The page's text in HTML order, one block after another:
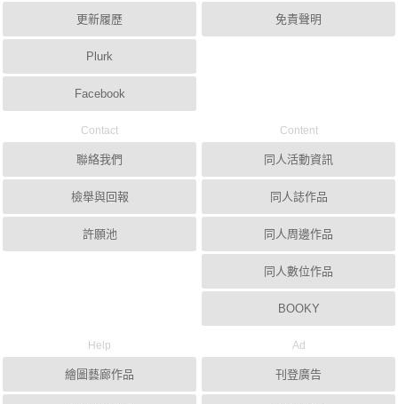
更新履歷
Plurk
Facebook
免責聲明
Contact
聯絡我們
檢舉與回報
許願池
Content
同人活動資訊
同人誌作品
同人周邊作品
同人數位作品
BOOKY
Help
繪圖藝廊作品
Ad
刊登廣告